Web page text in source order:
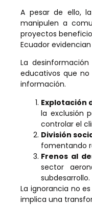
A pesar de ello,
manipulen a
proyectos
Ecuador
La
educativos que
información.
Explotación
la exclusión
controlar el
División
fomentando
Frenos al
sector
subdesarrollo.
La ignorancia no
implica una